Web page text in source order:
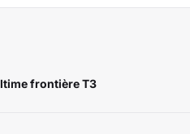
frontière T3